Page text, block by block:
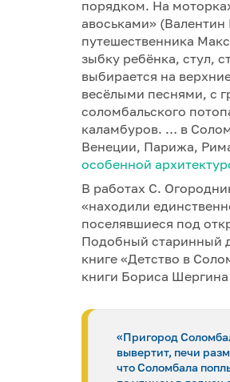
порядком. На
авоськами»
путешественника
зыбку ребёнка, стул,
выбирается на
весёлыми песнями, с
соломбальского
каламбуров. … в
Венеции, Парижа,
особенной
В работах С.
«находили
поселявшиеся под
Подобный старинный
книге «Детство в
книги Бориса
«Пригород
вывертит, печи
что Соломбала